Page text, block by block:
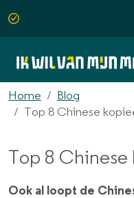
Home
Blog
Top 8 Chinese
Top 8 Chinese
Ook al loopt de